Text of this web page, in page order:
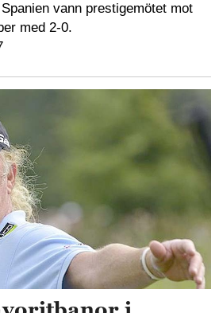
vann prestigemötet mot
med 2-0.